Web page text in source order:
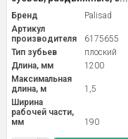
Бренд
Palisad
Артикул
производителя
6175655
Тип зубьев
плоский
Длина, мм
1200
Максимальная
длина, м
1,5
Ширина
рабочей части,
мм
190